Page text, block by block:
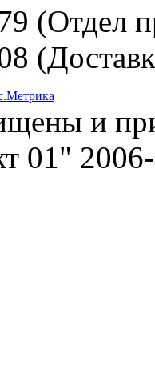
(Отдел
и
01" 2006-